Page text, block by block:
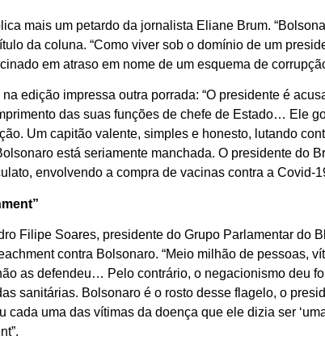
mais um petardo da jornalista Eliane Brum.
da coluna. “Como viver sob o domínio de um
em atraso em nome de um esquema de
na edição impressa outra porrada: “O presidente é
das suas funções de chefe de Estado… Ele
Um capitão valente, simples e honesto, lutando
está seriamente manchada. O presidente do
envolvendo a compra de vacinas contra a Covid-
Filipe Soares, presidente do Grupo Parlamentar do
contra Bolsonaro. “Meio milhão de pessoas,
as defendeu… Pelo contrário, o negacionismo deu
sanitárias. Bolsonaro é o rosto desse flagelo, o
cada uma das vítimas da doença que ele dizia ser